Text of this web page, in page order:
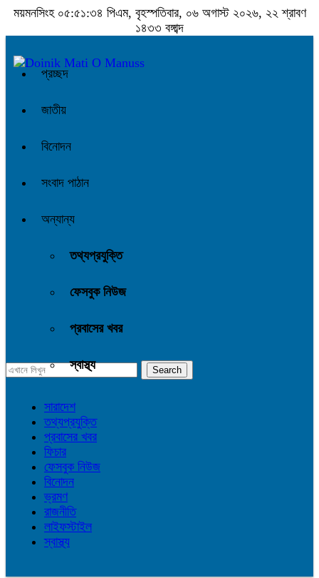
ময়মনসিংহ ০৫:৫১:৩৫ পিএম, বৃহস্পতিবার, ০৬ অগাস্ট ২০২৬, ২২ শ্রাবণ
১৪৩৩ বঙ্গাব্দ
প্রচ্ছদ
জাতীয়
বিনোদন
সংবাদ পাঠান
অন্যান্য
তথ্যপ্রযুক্তি
ফেসবুক নিউজ
প্রবাসের খবর
স্বাস্থ্য
সারাদেশ
তথ্যপ্রযুক্তি
প্রবাসের খবর
ফিচার
ফেসবুক নিউজ
বিনোদন
ভ্রমণ
রাজনীতি
লাইফস্টাইল
স্বাস্থ্য